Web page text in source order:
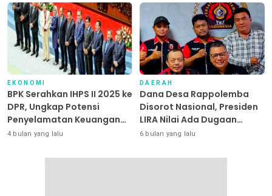
EKONOMI
BPK Serahkan IHPS II 2025 ke
DPR, Ungkap Potensi
Penyelamatan Keuangan
Negara Puluhan Triliun
4 bulan yang lalu
DAERAH
Dana Desa Rappolemba
Disorot Nasional, Presiden
LIRA Nilai Ada Dugaan
Abuse of Power
6 bulan yang lalu